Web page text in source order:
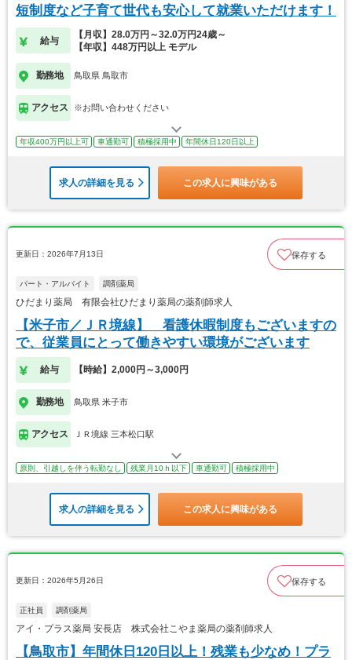
短制度など子育て世代も安心して就業いただけます！
給与
【月収】28.0万円～32.0万円24歳～
【年収】448万円以上 モデル
勤務地 鳥取県 鳥取市
アクセス ※お問い合わせください
年収400万円以上可 車通勤可 積極採用中 年間休日120日以上
求人の詳細を見る この求人に興味がある
更新日：2026年7月13日 保存する
パート・アルバイト 調剤薬局
ひだまり薬局 有限会社ひだまり薬局の薬剤師求人
【米子市／ＪＲ境線】 看護休暇制度もございますの
で、従業員にとって働きやすい環境がございます
給与 【時給】2,000円～3,000円
勤務地 鳥取県 米子市
アクセス ＪＲ境線 三本松口駅
原則、引越しを伴う転勤なし 残業月10ｈ以下 車通勤可 積極採用中
求人の詳細を見る この求人に興味がある
更新日：2026年5月26日 保存する
正社員 調剤薬局
アイ・プラス薬局 安長店 株式会社こやま薬局の薬剤師求人
【鳥取市】年間休日120日以上！残業も少なめ！プラ